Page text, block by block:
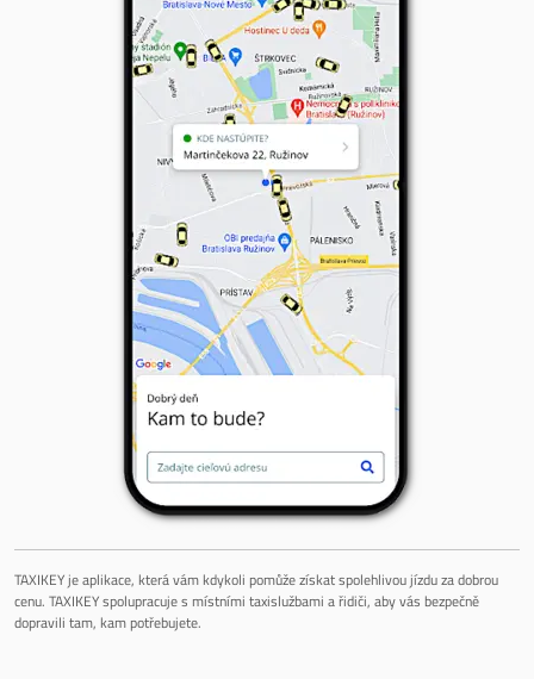
TAXIKEY je aplikace, která vám kdykoli pomůže získat spolehlivou jízdu za dobrou
cenu. TAXIKEY spolupracuje s místními taxislužbami a řidiči, aby vás bezpečně
dopravili tam, kam potřebujete.